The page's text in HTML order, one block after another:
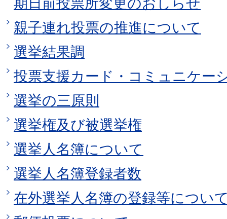
期日前投票所変更のおしらせ
親子連れ投票の推進について
選挙結果調
投票支援カード・コミュニケー
選挙の三原則
選挙権及び被選挙権
選挙人名簿について
選挙人名簿登録者数
在外選挙人名簿の登録等につい